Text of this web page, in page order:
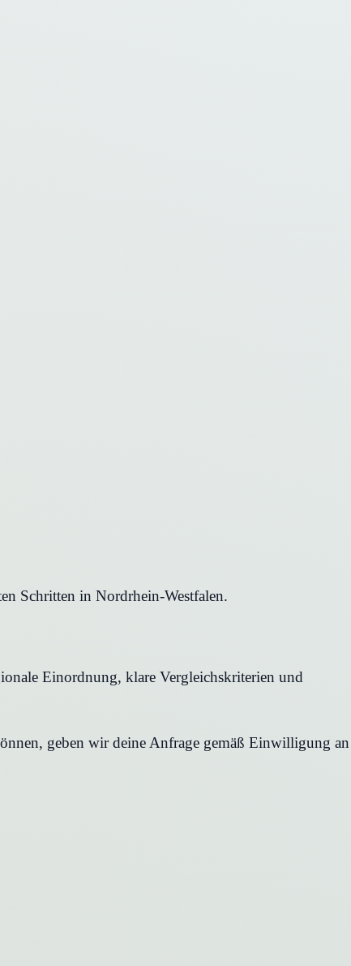
Schritten in Nordrhein-Westfalen.
Einordnung, klare Vergleichskriterien und
geben wir deine Anfrage gemäß Einwilligung an